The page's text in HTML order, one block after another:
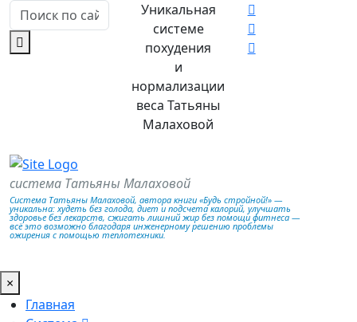
Уникальная
системе
похудения
и
нормализации
веса Татьяны
Малаховой
система Татьяны Малаховой
Система Татьяны Малаховой, автора книги «Будь стройной!» —
уникальна: худеть без голода, диет и подсчета калорий, улучшать
здоровье без лекарств, сжигать лишний жир без помощи фитнеса —
всё это возможно благодаря инженерному решению проблемы
ожирения с помощью теплотехники.
×
Главная